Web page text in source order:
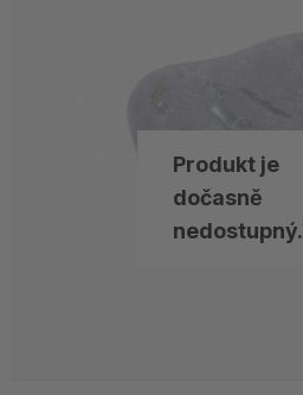
Produkt je
dočasně
nedostupný.